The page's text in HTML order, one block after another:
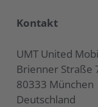
Kontakt
UMT United
Brienner Straße
80333 München
Deutschland